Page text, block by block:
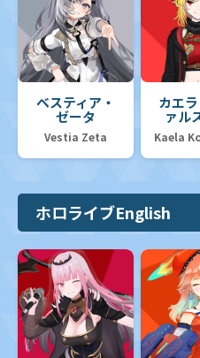
ベスティア・
ゼータ
Vestia Zeta
カエ
ァル
Kaela
ホロライブEnglish